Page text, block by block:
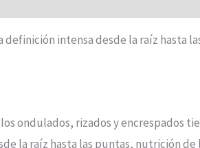
intensa desde la raíz hasta
ondulados, rizados y encrespados
la raíz hasta las puntas, nutrición